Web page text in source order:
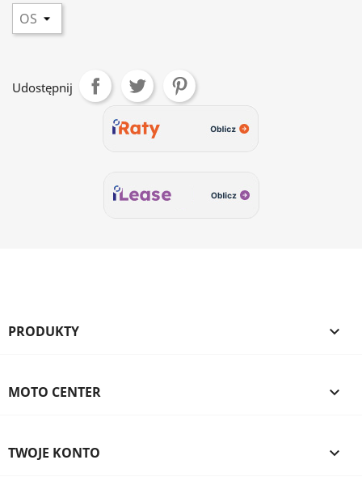
Udostępnij
PRODUKTY 
MOTO CENTER 
TWOJE KONTO 